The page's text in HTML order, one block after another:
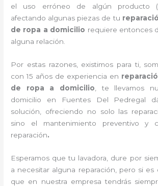
el uso erróneo de algún producto
afectando algunas piezas de tu
de ropa a domicilio requiere entonces
alguna relación.
Por estas razones, existimos para ti,
con 15 años de experiencia en
de ropa a domicilio , te llevamos
domicilio en Fuentes Del Pedregal
solución, ofreciendo no solo las
sino el mantenimiento preventivo y
reparación.
Esperamos que tu lavadora, dure por
a necesitar alguna reparación, pero si es
que en nuestra empresa tendrás